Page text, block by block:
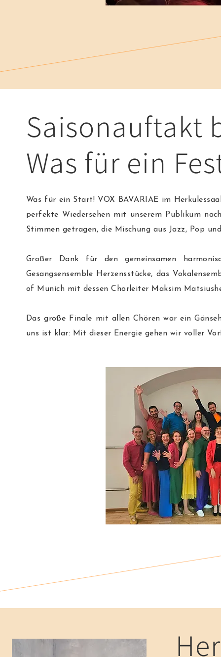
Saisonauftakt
Was für ein
Was für ein Start! VOX BAVARIAE im
perfekte Wiedersehen mit unserem Publikum
Stimmen getragen, die Mischung aus Jazz, Pop
Großer Dank für den gemeinsamen
Gesangsensemble Herzensstücke, das
of Munich mit dessen Chorleiter Maksim
Das große Finale mit allen Chören war ein
uns ist klar: Mit dieser Energie gehen wir voller